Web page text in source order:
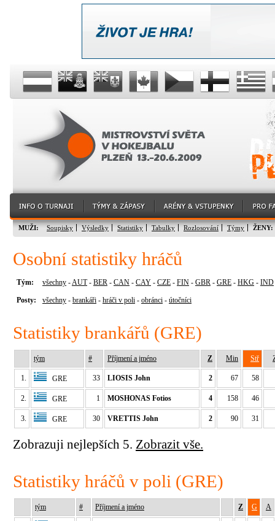
MUŽI: Soupisky Výsledky Statistiky Tabulky Rozlosování Týmy ŽENY:
Osobní statistiky hráčů
Tým: všechny -AUT- BER - CAN - CAY - CZE - FIN - GBR - GRE - HKG - IND
Posty: všechny - brankáři - hráči v poli - obránci - útočníci
Statistiky brankářů (GRE)
tým # Příjmení a jméno Z Min Stř
1. GRE 33 LIOSIS John 2 67 58
2. GRE 1 MOSHONAS Fotios 4 158 46
3. GRE 30 VRETTIS John 2 90 31
Zobrazuji nejlepších 5. Zobrazit vše.
Statistiky hráčů v poli (GRE)
tým # Příjmení a jméno Z G A